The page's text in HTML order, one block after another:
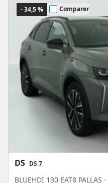
- 34,5 % Comparer
DS DS 7
BLUEHDI 130 EAT8 PALLAS